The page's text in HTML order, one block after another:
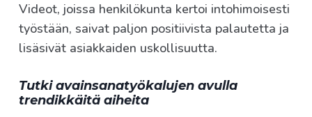
Videot, joissa henkilökunta kertoi intohimoisesti
työstään, saivat paljon positiivista palautetta ja
lisäsivät asiakkaiden uskollisuutta.
Tutki avainsanatyökalujen avulla
trendikkäitä aiheita